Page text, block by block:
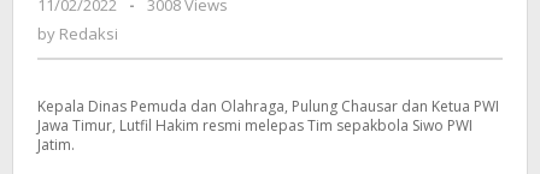
Lepas
SIWO
ke
11/02/2022
by
-
3008 Views
by Redaksi
Kepala Dinas Pemuda dan Olahraga, Pulung Chausar dan Ketua PWI
Jawa Timur, Lutfil Hakim resmi melepas Tim sepakbola Siwo PWI
Jatim.